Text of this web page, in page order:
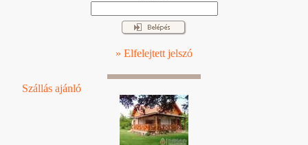
» Elfelejtett jelszó
Szállás ajánló